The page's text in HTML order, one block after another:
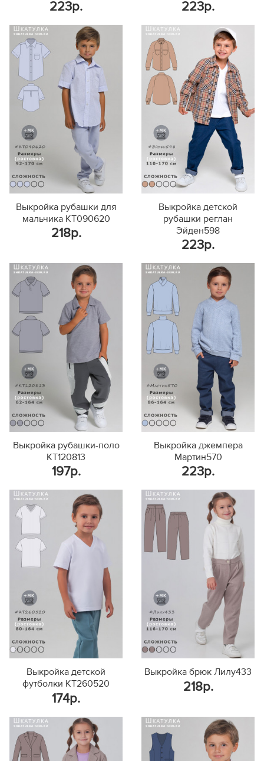
223р. 223р.
Выкройка рубашки для
мальчика KT090620
218р.
Выкройка детской
рубашки реглан
Эйден598
223р.
Выкройка рубашки-поло
KT120813
197р.
Выкройка джемпера
Мартин570
223р.
Выкройка детской
футболки KT260520
174р.
Выкройка брюк Лилу433
218р.